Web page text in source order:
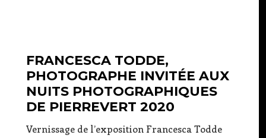
FRANCESCA TODDE,
PHOTOGRAPHE INVITÉE AUX
NUITS PHOTOGRAPHIQUES
DE PIERREVERT 2020
Vernissage de l’exposition Francesca Todde